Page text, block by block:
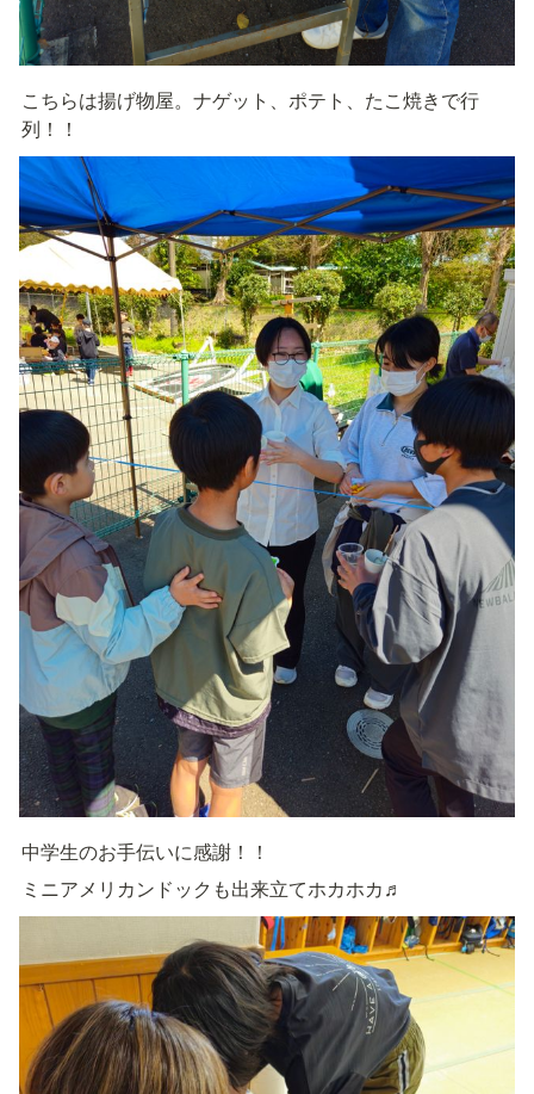
こちらは揚げ物屋。ナゲット、ポテト、たこ焼きで行
列！！
中学生のお手伝いに感謝！！
ミニアメリカンドックも出来立てホカホカ♬